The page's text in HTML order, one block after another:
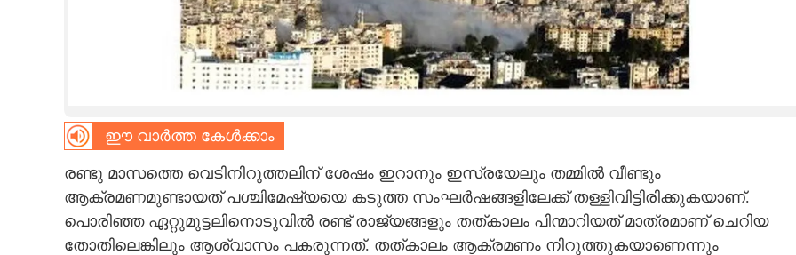
CARTOONS
LITERATURE
ഈ വാർത്ത കേൾക്കാം
രണ്ടു മാസത്തെ വെടിനിറുത്തലിന് ശേഷം ഇറാനും ഇസ്രയേലും തമ്മിൽ വീണ്ടും
ആക്രമണമുണ്ടായത് പശ്ചിമേഷ്യയെ കടുത്ത സംഘർഷങ്ങളിലേക്ക് തള്ളിവിട്ടിരിക്കുകയാണ്.
പൊരിഞ്ഞ ഏറ്റുമുട്ടലിനൊടുവിൽ രണ്ട് രാജ്യങ്ങളും തത്‌കാലം പിന്മാറിയത് മാത്രമാണ് ചെറിയ
തോതിലെങ്കിലും ആശ്വാസം പകരുന്നത്. തത്‌കാലം ആക്രമണം നിറുത്തുകയാണെന്നും